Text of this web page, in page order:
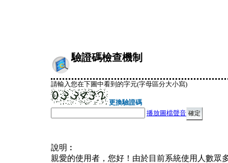
驗證碼檢查機制
請輸入您在下圖中看到的字元(字母區分大小寫)
更換驗證碼
播放圖檔聲音
說明︰
親愛的使用者，您好！由於目前系統使用人數眾